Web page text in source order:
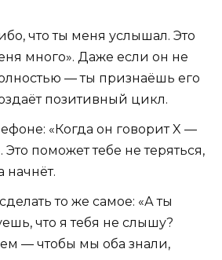
что ты меня услышал. Это
много». Даже если он не
— ты признаёшь его
позитивный цикл.
«Когда он говорит X —
Это поможет тебе не теряться,
начнёт.
то же самое: «А ты
что я тебя не слышу?
— чтобы мы оба знали,